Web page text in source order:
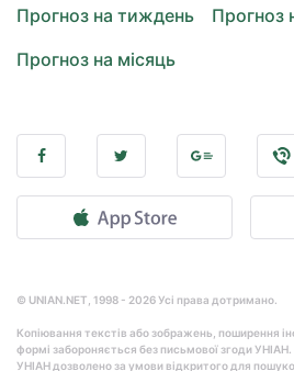
Прогноз на тиждень
Прогноз
Прогноз на місяць
© UNIAN.NET, 1998 - 2026 Усі права дотримано.
Копіювання текстів або зображень, поширення
формі забороняється без письмової згоди
УНІАН дозволено за умови відкритого для